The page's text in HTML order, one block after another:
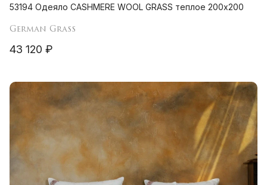
53194 Одеяло CASHMERE WOOL GRASS теплое 200х200
German Grass
43 120 ₽